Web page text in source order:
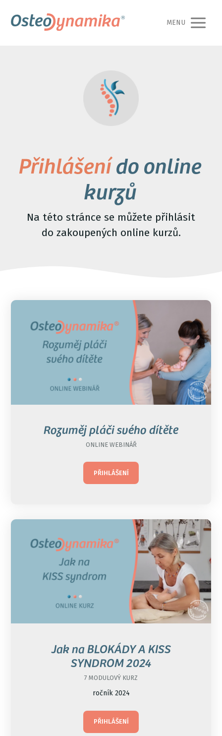
MENU
Přihlášení do online
kurzů
Na této stránce se můžete přihlásit
do zakoupených online kurzů.
Rozuměj pláči svého dítěte
ONLINE WEBINÁŘ
PŘIHLÁŠENÍ
Jak na BLOKÁDY A KISS
SYNDROM 2024
7 MODULOVÝ KURZ
ročník 2024
PŘIHLÁŠENÍ